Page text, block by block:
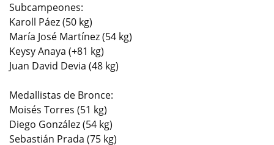
Subcampeones:
Karoll Páez (50 kg)
María José Martínez (54 kg)
Keysy Anaya (+81 kg)
Juan David Devia (48 kg)
Medallistas de Bronce:
Moisés Torres (51 kg)
Diego González (54 kg)
Sebastián Prada (75 kg)